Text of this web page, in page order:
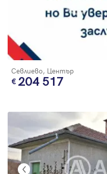
Севлиево, Център
204 517